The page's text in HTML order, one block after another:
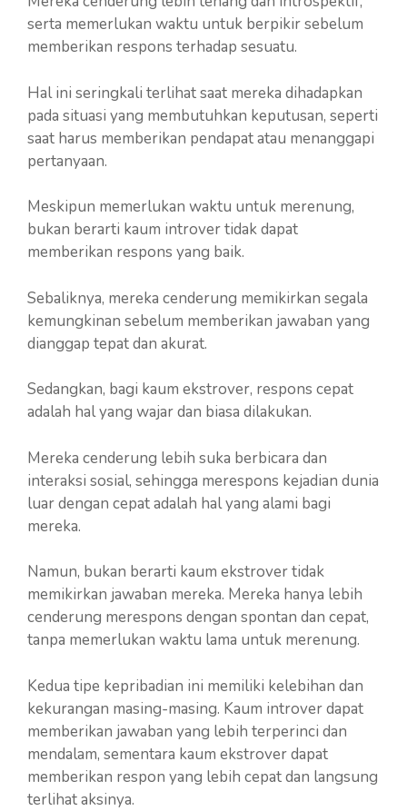
serta memerlukan waktu untuk berpikir sebelum
memberikan respons terhadap sesuatu.
Hal ini seringkali terlihat saat mereka dihadapkan
pada situasi yang membutuhkan keputusan, seperti
saat harus memberikan pendapat atau menanggapi
pertanyaan.
Meskipun memerlukan waktu untuk merenung,
bukan berarti kaum introver tidak dapat
memberikan respons yang baik.
Sebaliknya, mereka cenderung memikirkan segala
kemungkinan sebelum memberikan jawaban yang
dianggap tepat dan akurat.
Sedangkan, bagi kaum ekstrover, respons cepat
adalah hal yang wajar dan biasa dilakukan.
Mereka cenderung lebih suka berbicara dan
interaksi sosial, sehingga merespons kejadian dunia
luar dengan cepat adalah hal yang alami bagi
mereka.
Namun, bukan berarti kaum ekstrover tidak
memikirkan jawaban mereka. Mereka hanya lebih
cenderung merespons dengan spontan dan cepat,
tanpa memerlukan waktu lama untuk merenung.
Kedua tipe kepribadian ini memiliki kelebihan dan
kekurangan masing-masing. Kaum introver dapat
memberikan jawaban yang lebih terperinci dan
mendalam, sementara kaum ekstrover dapat
memberikan respon yang lebih cepat dan langsung
terlihat aksinya.